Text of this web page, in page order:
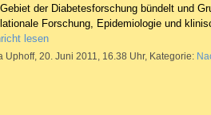
der Diabetesforschung bündelt und
Forschung, Epidemiologie und
lesen
Uphoff, 20. Juni 2011, 16.38 Uhr, Kategorie: